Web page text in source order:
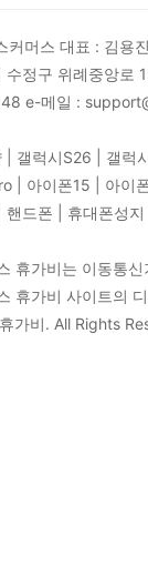
커머스 대표 : 김
수정구 위례중앙로
e-메일 :
| 갤럭시S26 | 갤럭
| 아이폰15 | 아이
드폰 | 휴대폰성
휴가비는 이동통
휴가비 사이트의
가비. All Rights